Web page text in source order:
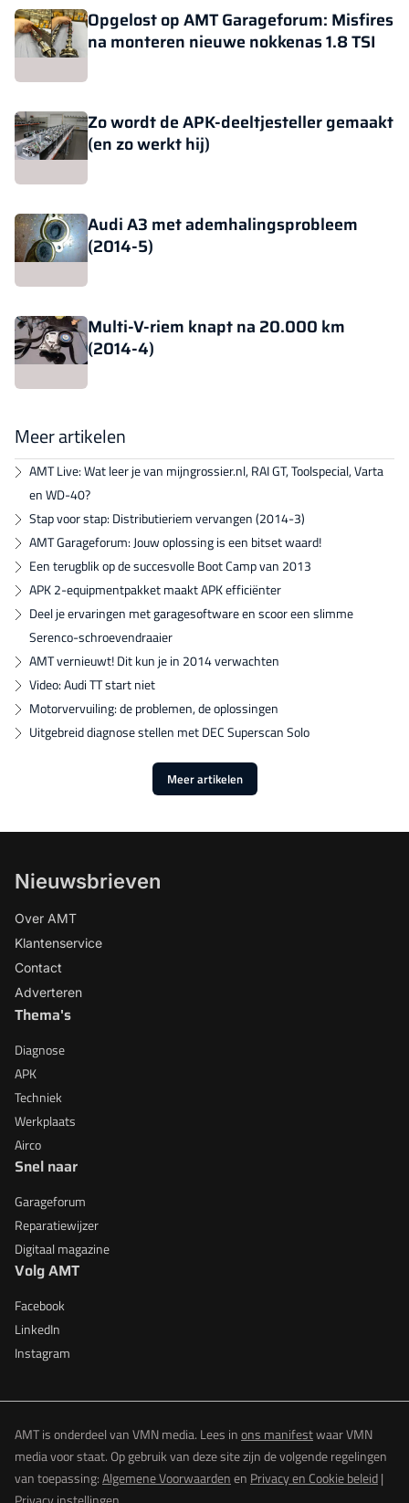
Opgelost op AMT Garageforum: Misfires
na monteren nieuwe nokkenas 1.8 TSI
Zo wordt de APK-deeltjesteller gemaakt
(en zo werkt hij)
Audi A3 met ademhalingsprobleem
(2014-5)
Multi-V-riem knapt na 20.000 km
(2014-4)
Meer artikelen
AMT Live: Wat leer je van mijngrossier.nl, RAI GT, Toolspecial, Varta
en WD-40?
Stap voor stap: Distributieriem vervangen (2014-3)
AMT Garageforum: Jouw oplossing is een bitset waard!
Een terugblik op de succesvolle Boot Camp van 2013
APK 2-equipmentpakket maakt APK efficiënter
Deel je ervaringen met garagesoftware en scoor een slimme
Serenco-schroevendraaier
AMT vernieuwt! Dit kun je in 2014 verwachten
Video: Audi TT start niet
Motorvervuiling: de problemen, de oplossingen
Uitgebreid diagnose stellen met DEC Superscan Solo
Meer artikelen
Nieuwsbrieven
Over AMT
Klantenservice
Contact
Adverteren
Thema's
Diagnose
APK
Techniek
Werkplaats
Airco
Snel naar
Garageforum
Reparatiewijzer
Digitaal magazine
Volg AMT
Facebook
LinkedIn
Instagram
AMT is onderdeel van VMN media. Lees inons manifestwaar VMN
media voor staat. Op gebruik van deze site zijn de volgende regelingen
van toepassing:Algemene Voorwaardenen Privacy en Cookie beleid|